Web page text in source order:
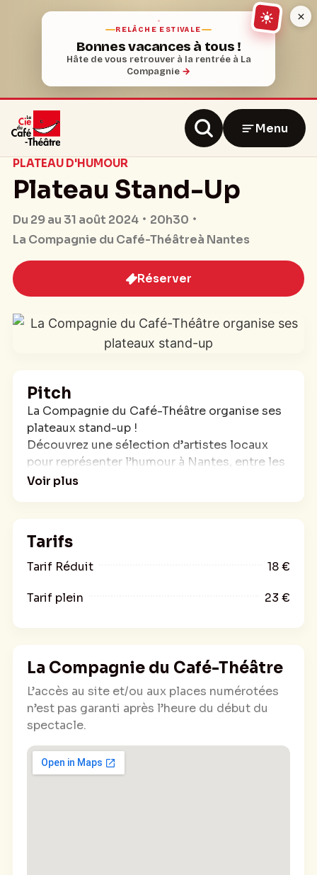
RELÂCHE ESTIVALE
Bonnes vacances à tous !
Hâte de vous retrouver à la rentrée à La
Compagnie →
Menu
PLATEAU D'HUMOUR
Plateau Stand-Up
Du 29 au 31 août 2024
20h30
La Compagnie du Café-Théâtreà Nantes
Réserver
Pitch
La Compagnie du Café-Théâtre organise ses
plateaux stand-up !
Découvrez une sélection d’artistes locaux
pour représenter l’humour à Nantes, entre les
murs d’un théâtre historique.
Voir plus
Tarifs
Tarif Réduit 18 €
Tarif plein 23 €
La Compagnie du Café-Théâtre
L’accès au site et/ou aux places numérotées
n’est pas garanti après l’heure du début du
spectacle.